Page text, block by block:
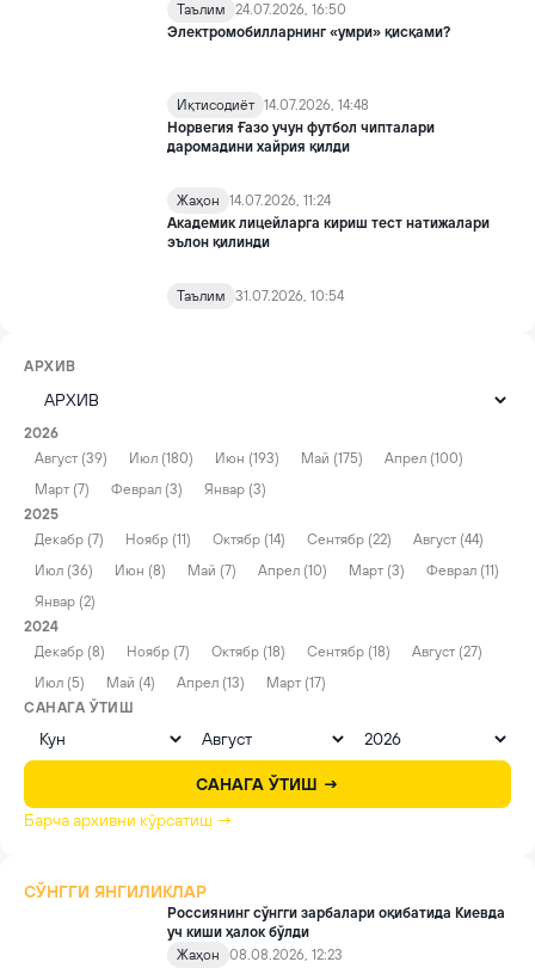
Таълим
24.07.2026, 16:50
Электромобилларнинг «умри» қисқами?
Иқтисодиёт 14.07.2026, 14:48
Норвегия Ғазо учун футбол чипталари
даромадини хайрия қилди
Жаҳон
14.07.2026, 11:24
Академик лицейларга кириш тест натижалари
эълон қилинди
Таълим 31.07.2026, 10:54
АРХИВ
2026
Август (39)
Июл (180) Июн (193) Май (175)
Апрел (100)
Март (7)
Феврал (3)
Январ (3)
2025
Декабр (7)
Ноябр (11) Октябр (14) Сентябр (22)
Август (44)
Июл (36)
Июн (8) Май (7) Апрел (10) Март (3)
Феврал (11)
Январ (2)
2024
Декабр (8)
Ноябр (7) Октябр (18) Сентябр (18)
Август (27)
Июл (5)
Май (4) Апрел (13)
Март (17)
САНАГА ЎТИШ
САНАГА ЎТИШ →
Барча архивни кўрсатиш →
СЎНГГИ ЯНГИЛИКЛАР
Россиянинг сўнгги зарбалари оқибатида Киевда
уч киши ҳалок бўлди
Жаҳон
08.08.2026, 12:23